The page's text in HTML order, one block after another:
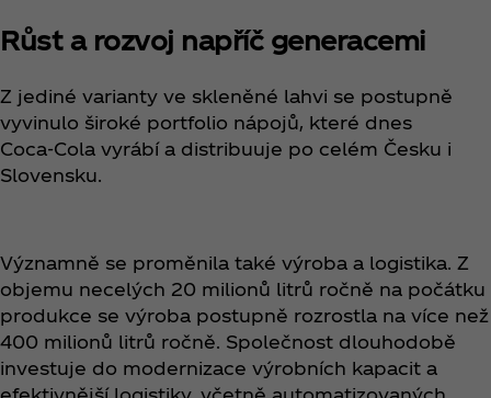
Růst a rozvoj napříč generacemi
Z jediné varianty ve skleněné lahvi se postupně
vyvinulo široké portfolio nápojů, které dnes
Coca‑Cola vyrábí a distribuuje po celém Česku i
Slovensku.
Významně se proměnila také výroba a logistika. Z
objemu necelých 20 milionů litrů ročně na počátku
produkce se výroba postupně rozrostla na více než
400 milionů litrů ročně. Společnost dlouhodobě
investuje do modernizace výrobních kapacit a